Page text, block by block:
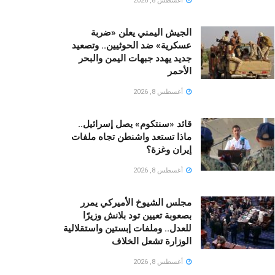
الجيش اليمني يعلن «ضربة
عسكرية» ضد الحوثيين.. وتصعيد
جديد يهدد جبهات اليمن والبحر
الأحمر
أغسطس 8, 2026
قائد «سنتكوم» يصل إسرائيل..
ماذا تستعد واشنطن تجاه ملفات
إيران وغزة؟
أغسطس 8, 2026
مجلس الشيوخ الأميركي يمرر
بصعوبة تعيين تود بلانش وزيرًا
للعدل.. وملفات إبستين واستقلالية
الوزارة تشعل الخلاف
أغسطس 8, 2026